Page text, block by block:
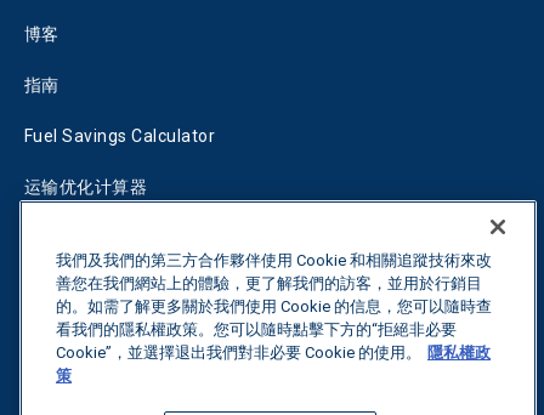
博客
指南
Fuel Savings Calculator
运输优化计算器
联系我们
我們及我們的第三方合作夥伴使用 Cookie 和相關追蹤技術來改
善您在我們網站上的體驗，更了解我們的訪客，並用於行銷目
的。如需了解更多關於我們使用 Cookie 的信息，您可以隨時查
看我們的隱私權政策。您可以隨時點擊下方的“拒絕非必要
Cookie”，並選擇退出我們對非必要 Cookie 的使用。
隱私權政
策